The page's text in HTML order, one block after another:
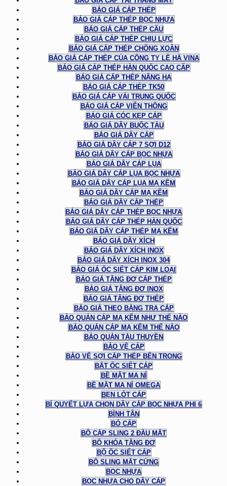
BÁO GIÁ CÁP THÉP
BÁO GIÁ CÁP THÉP BỌC NHỰA
BÁO GIÁ CÁP THÉP CẨU
BÁO GIÁ CÁP THÉP CHỊU LỰC
BÁO GIÁ CÁP THÉP CHỐNG XOẮN
BÁO GIÁ CÁP THÉP CỦA CÔNG TY LÊ HÀ VINA
BÁO GIÁ CÁP THÉP HÀN QUỐC CAO CẤP
BÁO GIÁ CÁP THÉP NÂNG HẠ
BÁO GIÁ CÁP THÉP TK50
BÁO GIÁ CÁP VẢI TRUNG QUỐC
BÁO GIÁ CÁP VIỄN THÔNG
BÁO GIÁ CÓC KẸP CÁP
BÁO GIÁ DÂY BUỘC TÀU
BÁO GIÁ DÂY CÁP
BÁO GIÁ DÂY CÁP 7 SỢI D12
BÁO GIÁ DÂY CÁP BỌC NHỰA
BÁO GIÁ DÂY CÁP LỤA
BÁO GIÁ DÂY CÁP LỤA BỌC NHỰA
BÁO GIÁ DÂY CÁP LỤA MẠ KẼM
BÁO GIÁ DÂY CÁP MẠ KẼM
BÁO GIÁ DÂY CÁP THÉP
BÁO GIÁ DÂY CÁP THÉP BỌC NHỰA
BÁO GIÁ DÂY CÁP THÉP HÀN QUỐC
BÁO GIÁ DÂY CÁP THÉP MẠ KẼM
BÁO GIÁ DÂY XÍCH
BÁO GIÁ DÂY XÍCH INOX
BÁO GIÁ DÂY XÍCH INOX 304
BÁO GIÁ ỐC SIẾT CÁP KIM LOẠI
BÁO GIÁ TĂNG ĐƠ CÁP THÉP
BÁO GIÁ TĂNG ĐƠ INOX
BÁO GIÁ TĂNG ĐƠ THÉP
BÁO GIÁ THEO BẢNG TRA CÁP
BẢO QUẢN CÁP MẠ KẼM NHƯ THẾ NÀO
BẢO QUẢN CÁP MẠ KẼM THẾ NÀO
BẢO QUẢN TÀU THUYỀN
BẢO VỆ CÁP
BẢO VỆ SỢI CÁP THÉP BÊN TRONG
BẮT ỐC SIẾT CÁP
BỀ MẶT MA NÍ
BỀ MẶT MA NÍ OMEGA
BẸN LÓT CÁP
BÍ QUYẾT LỰA CHỌN DÂY CÁP BỌC NHỰA PHI 6
BÌNH TÂN
BÓ CÁP
BỘ CÁP SLING 2 ĐẦU MẮT
BỘ KHÓA TĂNG ĐƠ
BỘ ỐC SIẾT CÁP
BỘ SLING MẮT CỨNG
BỌC NHỰA
BỌC NHỰA CHO DÂY CÁP